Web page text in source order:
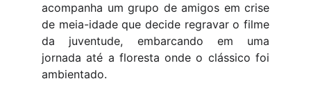
acompanha um grupo de amigos em crise
de meia-idade que decide regravar o filme
da juventude, embarcando em uma
jornada até a floresta onde o clássico foi
ambientado.